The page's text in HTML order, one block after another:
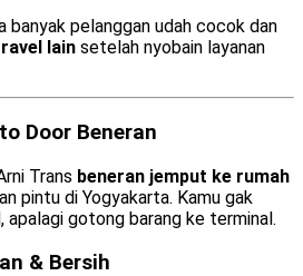
banyak pelanggan udah cocok dan
lain setelah nyobain layanan
Door Beneran
Trans beneran jemput ke rumah
pintu di Yogyakarta. Kamu gak
apalagi gotong barang ke terminal.
& Bersih